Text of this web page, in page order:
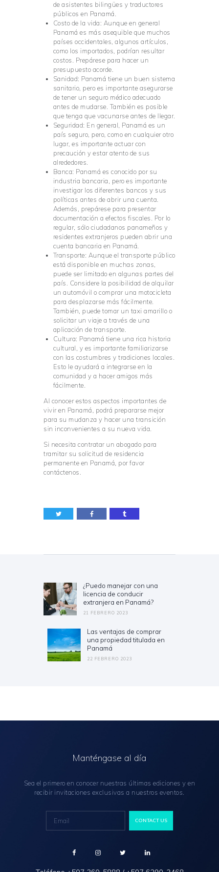
de asistentes bilingües y traductores
públicos en Panamá.
Costo de la vida: Aunque en general
Panamá es más asequible que muchos
países occidentales, algunos artículos,
como los importados, podrían resultar
costos. Prepárese para hacer un
presupuesto acorde.
Sanidad: Panamá tiene un buen sistema
sanitario, pero es importante asegurarse
de tener un seguro médico adecuado
antes de mudarse. También es posible
que tenga que vacunarse antes de llegar.
Seguridad: En general, Panamá es un
país seguro, pero, como en cualquier otro
lugar, es importante actuar con
precaución y estar atento de sus
alrededores.
Banca: Panamá es conocido por su
industria bancaria, pero es importante
investigar los diferentes bancos y sus
políticas antes de abrir una cuenta.
Además, prepárese para presentar
documentación a efectos fiscales. Por lo
regular, sólo ciudadanos panameños y
residentes extranjeros pueden abrir una
cuenta bancaria en Panamá.
Transporte: Aunque el transporte público
está disponible en muchas zonas,
puede ser limitado en algunas partes del
país. Considere la posibilidad de alquilar
un automóvil o comprar una motocicleta
para desplazarse más fácilmente.
También, puede tomar un taxi amarillo o
solicitar un viaje a través de una
aplicación de transporte.
Cultura: Panamá tiene una rica historia
cultural, y es importante familiarizarse
con las costumbres y tradiciones locales.
Esto le ayudará a integrarse en la
comunidad y a hacer amigos más
fácilmente.
Al conocer estos aspectos importantes de
vivir en Panamá, podrá prepararse mejor
para su mudanza y hacer una transición
sin inconvenientes a su nueva vida.
Si necesita contratar un abogado para
tramitar su solicitud de residencia
permanente en Panamá, por favor
contáctenos.
entradasPrevious
post:
¿Puedo manejar con una
licencia de conducir
extranjera en Panamá?
21 FEBRERO 2023
Next
post:
Las ventajas de comprar
una propiedad titulada en
Panamá
22 FEBRERO 2023
Manténgase al día
Sea el primero en conocer nuestras últimas ediciones y en
recibir invitaciones exclusivas a nuestros eventos.